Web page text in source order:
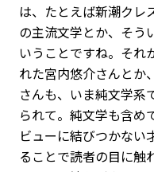
は、たとえば新潮クレ
の主流文学とか、そう
いうことですね。それ
れた宮内悠介さんとか
さんも、いま純文学系
られて。純文学も含め
ビューに結びつかない
ることで読者の目に触